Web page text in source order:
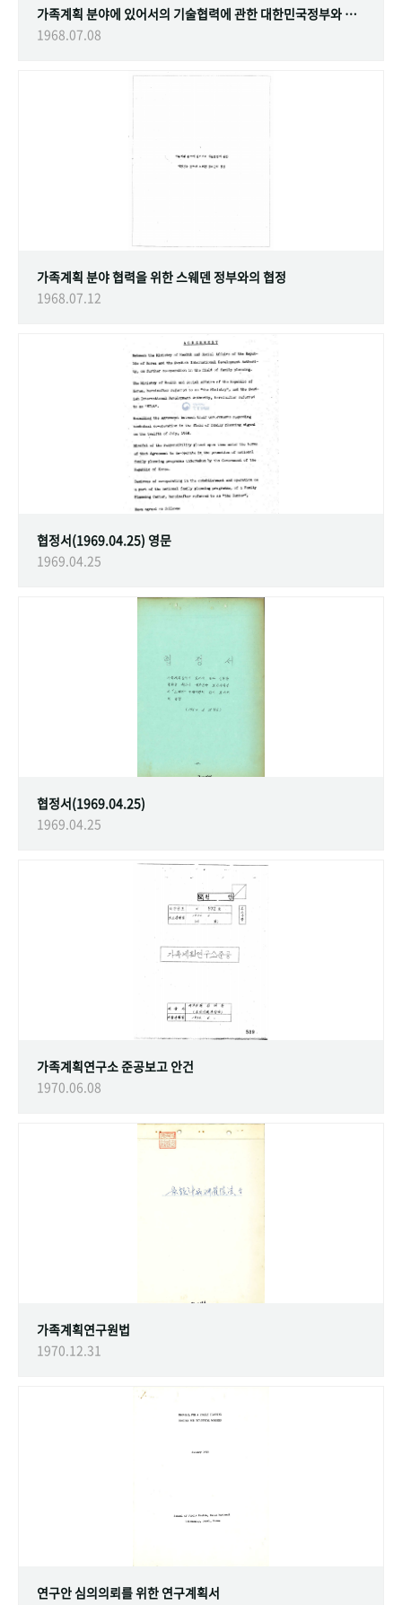
가족계획 분야에 있어서의 기술협력에 관한 대한민국정부와 스웨덴 정부간의 협정
1968.07.08
가족계획 분야 협력을 위한 스웨덴 정부와의 협정
1968.07.12
협정서(1969.04.25) 영문
1969.04.25
협정서(1969.04.25)
1969.04.25
가족계획연구소 준공보고 안건
1970.06.08
가족계획연구원법
1970.12.31
연구안 심의의뢰를 위한 연구계획서